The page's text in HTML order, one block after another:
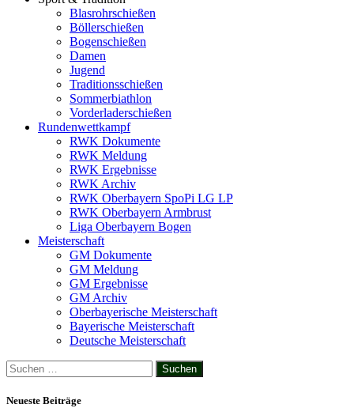
Blasrohrschießen
Böllerschießen
Bogenschießen
Damen
Jugend
Traditionsschießen
Sommerbiathlon
Vorderladerschießen
Rundenwettkampf
RWK Dokumente
RWK Meldung
RWK Ergebnisse
RWK Archiv
RWK Oberbayern SpoPi LG LP
RWK Oberbayern Armbrust
Liga Oberbayern Bogen
Meisterschaft
GM Dokumente
GM Meldung
GM Ergebnisse
GM Archiv
Oberbayerische Meisterschaft
Bayerische Meisterschaft
Deutsche Meisterschaft
Suchen
nach:
Neueste Beiträge